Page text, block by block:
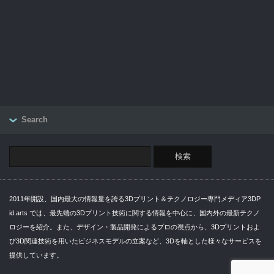
Search
2011年開設、国内最大の情報量を誇る3Dプリント＆テクノロジー専門メディア3DP
id.arts では、最先端の3Dプリント技術に関する情報を中心に、国内外の最新テクノ
ロジーを紹介。また、デザイン・製品開発によるプロの視点から、3Dプリントおよ
び3D関連技術を用いたビジネスモデルの立案など、3Dを軸とした様々なサービスを
提供しています。